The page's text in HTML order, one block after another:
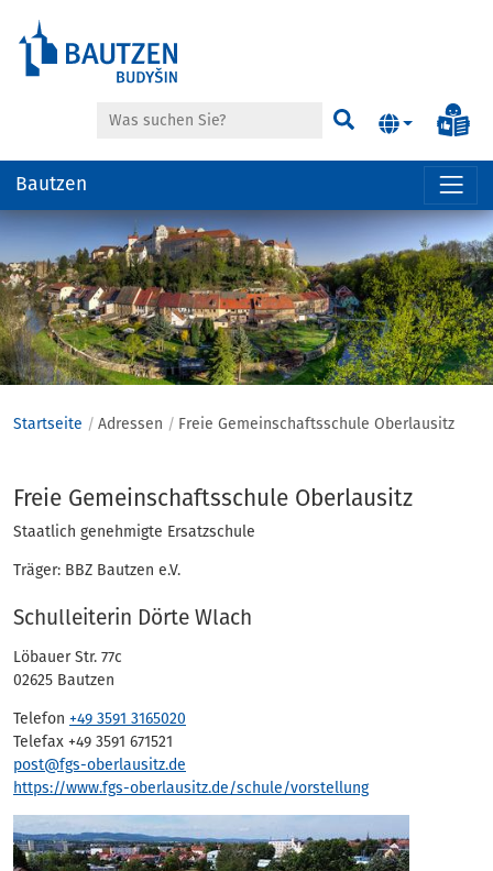
der
anspringen
Suche Suchen
Bautzen
Startseite Adressen Freie Gemeinschaftsschule Oberlausitz
Adressen
Freie Gemeinschaftsschule Oberlausitz
Staatlich genehmigte Ersatzschule
Träger: BBZ Bautzen e.V.
Schulleiterin Dörte Wlach
Löbauer Str. 77c
02625 Bautzen
Telefon +49 3591 3165020
Telefax +49 3591 671521
post@fgs-oberlausitz.de
https://www.fgs-oberlausitz.de/schule/vorstellung